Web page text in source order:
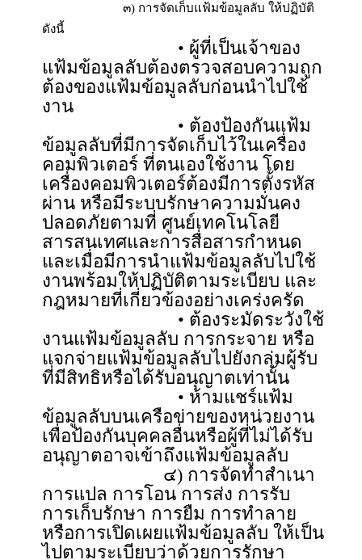
๓) การจัดเก็บแฟ้มข้อมูลลับ ให้ปฏิบัติ
ดังนี้
• ผู้ที่เป็นเจ้าของ
แฟ้มข้อมูลลับต้องตรวจสอบความถูก
ต้องของแฟ้มข้อมูลลับก่อนนำไปใช้
งาน
• ต้องป้องกันแฟ้ม
ข้อมูลลับที่มีการจัดเก็บไว้ในเครื่อง
คอมพิวเตอร์ ที่ตนเองใช้งาน โดย
เครื่องคอมพิวเตอร์ต้องมีการตั้งรหัส
ผ่าน หรือมีระบบรักษาความมั่นคง
ปลอดภัยตามที่ ศูนย์เทคโนโลยี
สารสนเทศและการสื่อสารกำหนด
และเมื่อมีการนำแฟ้มข้อมูลลับไปใช้
งานพร้อมให้ปฏิบัติตามระเบียบ และ
กฎหมายที่เกี่ยวข้องอย่างเคร่งครัด
• ต้องระมัดระวังใช้
งานแฟ้มข้อมูลลับ การกระจาย หรือ
แจกจ่ายแฟ้มข้อมูลลับไปยังกลุ่มผู้รับ
ที่มีสิทธิหรือได้รับอนุญาตเท่านั้น
• ห้ามแชร์แฟ้ม
ข้อมูลลับบนเครือข่ายของหน่วยงาน
เพื่อป้องกันบุคคลอื่นหรือผู้ที่ไม่ได้รับ
อนุญาตอาจเข้าถึงแฟ้มข้อมูลลับ
๔) การจัดทำสำเนา
การแปล การโอน การส่ง การรับ
การเก็บรักษา การยืม การทำลาย
หรือการเปิดเผยแฟ้มข้อมูลลับ ให้เป็น
ไปตามระเบียบว่าด้วยการรักษา